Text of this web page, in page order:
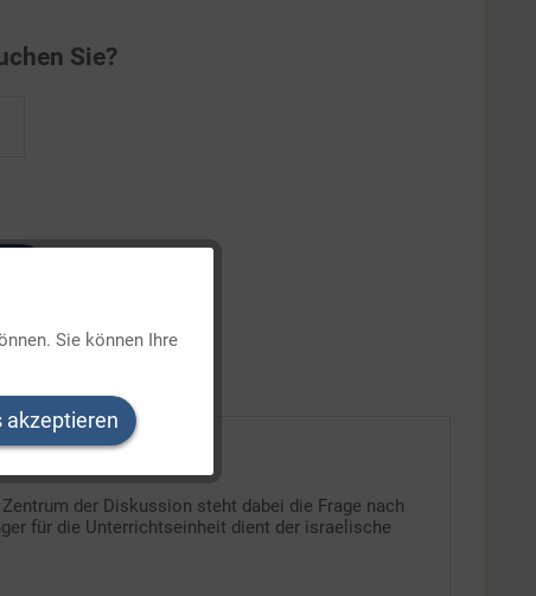
Sie?
der Diskussion steht dabei die Frage nach
für die Unterrichtseinheit dient der israelische
Inaktiv
Inaktiv
Sie können Ihre
akzeptieren